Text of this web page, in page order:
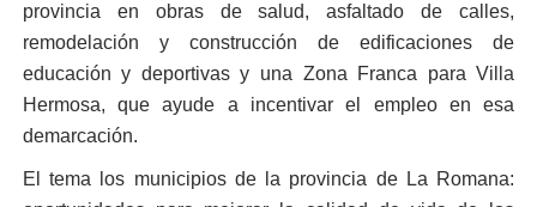
provincia en obras de salud, asfaltado de calles,
remodelación y construcción de edificaciones de
educación y deportivas y una Zona Franca para Villa
Hermosa, que ayude a incentivar el empleo en esa
demarcación.
El tema los municipios de la provincia de La Romana: